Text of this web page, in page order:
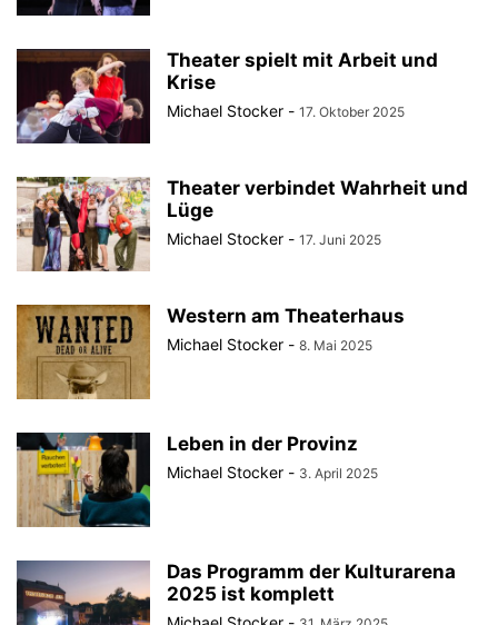
Theater spielt mit Arbeit und
Krise
Michael Stocker - 17. Oktober 2025
Theater verbindet Wahrheit und
Lüge
Michael Stocker - 17. Juni 2025
Western am Theaterhaus
Michael Stocker - 8. Mai 2025
Leben in der Provinz
Michael Stocker - 3. April 2025
Das Programm der Kulturarena
2025 ist komplett